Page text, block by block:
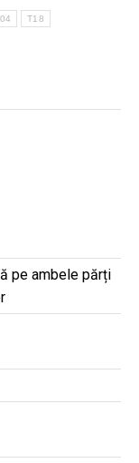
T18
pe ambele părți